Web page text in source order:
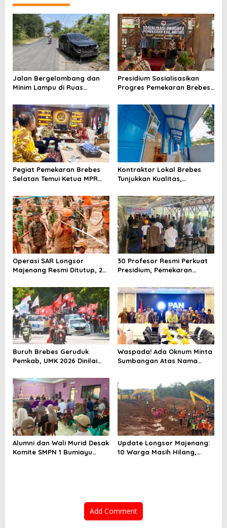
Jalan Bergelombang dan
Minim Lampu di Ruas
Telan Korban, Innova
Hantam Pohon di
Bantarkawung
Presidium Sosialisasikan
Progres Pemekaran Brebes
Pansus DPRD Jateng Jadi
Tahap Berikutnya
Pegiat Pemekaran Brebes
Selatan Temui Ketua MPR
Dukungan Urus Berkas ke
Provinsi
Kontraktor Lokal Brebes
Tunjukkan Kualitas,
Negeri Brebes Rampung
Operasi SAR Longsor
Majenang Resmi Ditutup, 2
hingga Hari ke-10
30 Profesor Resmi Perkuat
Presidium, Pemekaran
Terbendung
Buruh Brebes Geruduk
Pemkab, UMK 2026 Dinilai
Waspada! Ada Oknum Minta
Sumbangan Atas Nama
Alumni dan Wali Murid Desak
Komite SMPN 1 Bumiayu
Update Longsor Majenang:
10 Warga Masih Hilang,
Add Comment